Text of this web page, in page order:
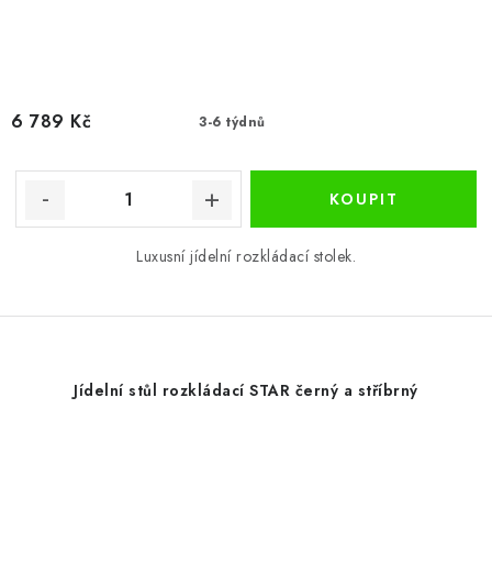
3-6 týdnů
6 789 Kč
Luxusní jídelní rozkládací stolek.
Jídelní stůl rozkládací STAR černý a stříbrný